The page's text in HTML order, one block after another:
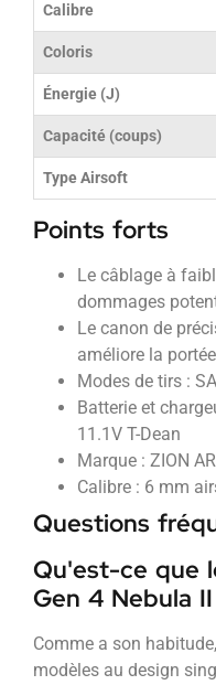
Calibre
Coloris
Énergie (J)
Capacité (coups)
Type Airsoft
Points forts
Le câblage à
dommages
Le canon de
améliore la
Modes de tirs :
Batterie et
11.1V T-Dean
Marque : ZION
Calibre : 6 mm
Questions
Qu'est-ce que
Gen 4 Nebula
Comme a son
modèles au design